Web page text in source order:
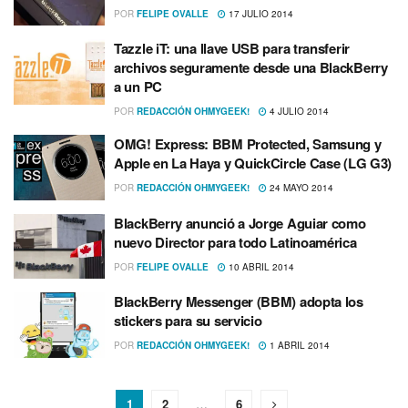
POR FELIPE OVALLE 17 JULIO 2014
Tazzle iT: una llave USB para transferir
archivos seguramente desde una BlackBerry
a un PC
POR REDACCIÓN OHMYGEEK! 4 JULIO 2014
OMG! Express: BBM Protected, Samsung y
Apple en La Haya y QuickCircle Case (LG G3)
POR REDACCIÓN OHMYGEEK! 24 MAYO 2014
BlackBerry anunció a Jorge Aguiar como
nuevo Director para todo Latinoamérica
POR FELIPE OVALLE 10 ABRIL 2014
BlackBerry Messenger (BBM) adopta los
stickers para su servicio
POR REDACCIÓN OHMYGEEK! 1 ABRIL 2014
1 2 … 6